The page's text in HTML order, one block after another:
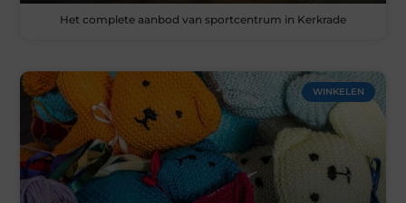
Het complete aanbod van sportcentrum in Kerkrade
WINKELEN